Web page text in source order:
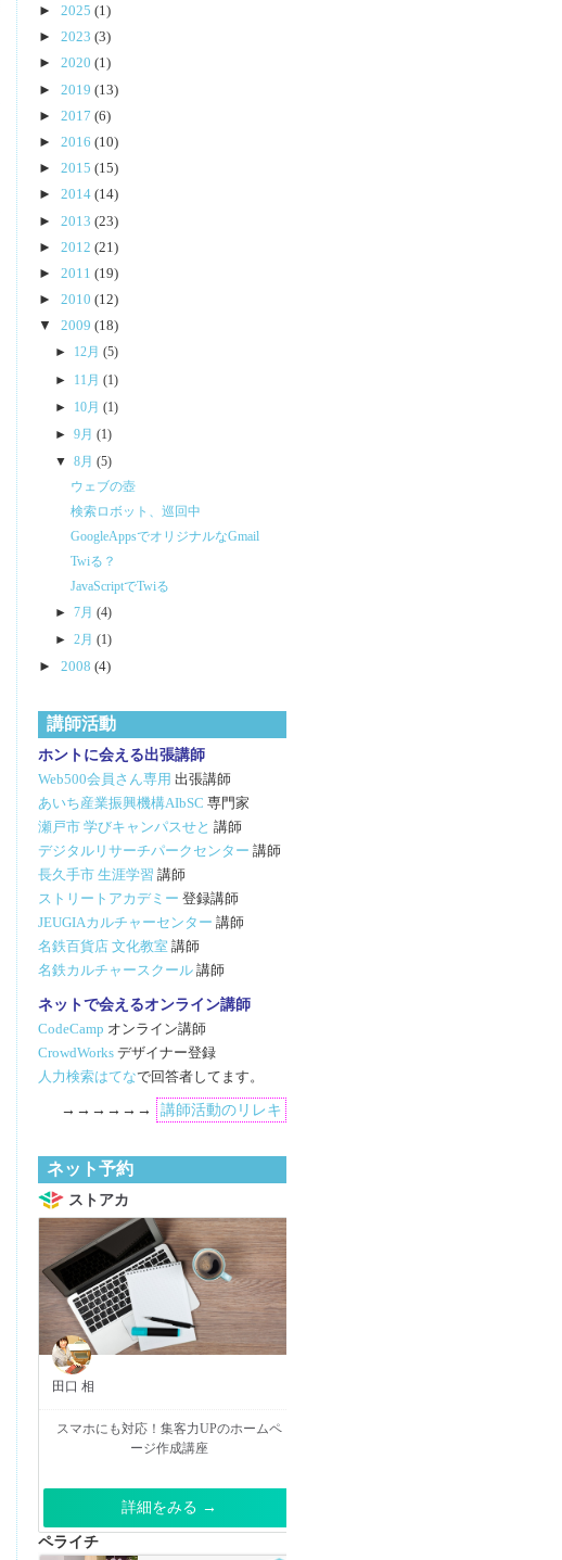
► 2025 (1)
► 2023 (3)
► 2020 (1)
► 2019 (13)
► 2017 (6)
► 2016 (10)
► 2015 (15)
► 2014 (14)
► 2013 (23)
► 2012 (21)
► 2011 (19)
► 2010 (12)
▼ 2009 (18)
►
12月 (5)
►
11月 (1)
►
10月 (1)
► 9月 (1)
▼ 8月 (5)
ウェブの壺
検索ロボット、巡回中
GoogleAppsでオリジナルなGmail
Twiる？
JavaScriptでTwiる
► 7月 (4)
► 2月 (1)
► 2008 (4)
講師活動
ホントに会える出張講師
Web500会員さん専用 出張講師
あいち産業振興機構AIbSC 専門家
瀬戸市 学びキャンパスせと 講師
デジタルリサーチパークセンター 講師
長久手市 生涯学習 講師
ストリートアカデミー 登録講師
JEUGIAカルチャーセンター 講師
名鉄百貨店 文化教室 講師
名鉄カルチャースクール講師
ネットで会えるオンライン講師
CodeCamp オンライン講師
CrowdWorksデザイナー登録
人力検索はてなで回答者してます。
→→→→→→ 講師活動のリレキ
ネット予約
ストアカ
田口 相
スマホにも対応！集客力UPのホームペ
ージ作成講座
詳細をみる →
ペライチ